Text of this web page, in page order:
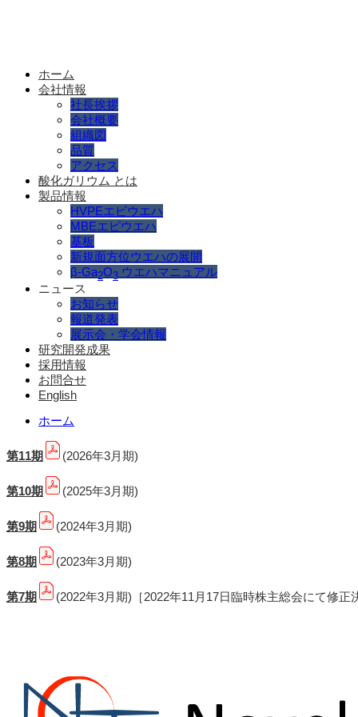
ホーム
会社情報
社長挨拶
会社概要
組織図
品質
アクセス
酸化ガリウム とは
製品情報
HVPEエピウエハ
MBEエピウエハ
基板
新規面方位ウエハの展開
β-Ga2O3 ウエハマニュアル
ニュース
お知らせ
報道発表
展示会・学会情報
研究開発成果
採用情報
お問合せ
English
ホーム
第11期 (2026年3月期)
第10期 (2025年3月期)
第9期 (2024年3月期)
第8期 (2023年3月期)
第7期 (2022年3月期)［2022年11月17日臨時株主総会にて修正